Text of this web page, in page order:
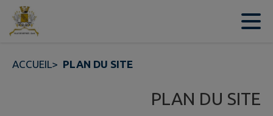
Contenu
ACCUEIL> PLAN DU SITE
PLAN DU SITE